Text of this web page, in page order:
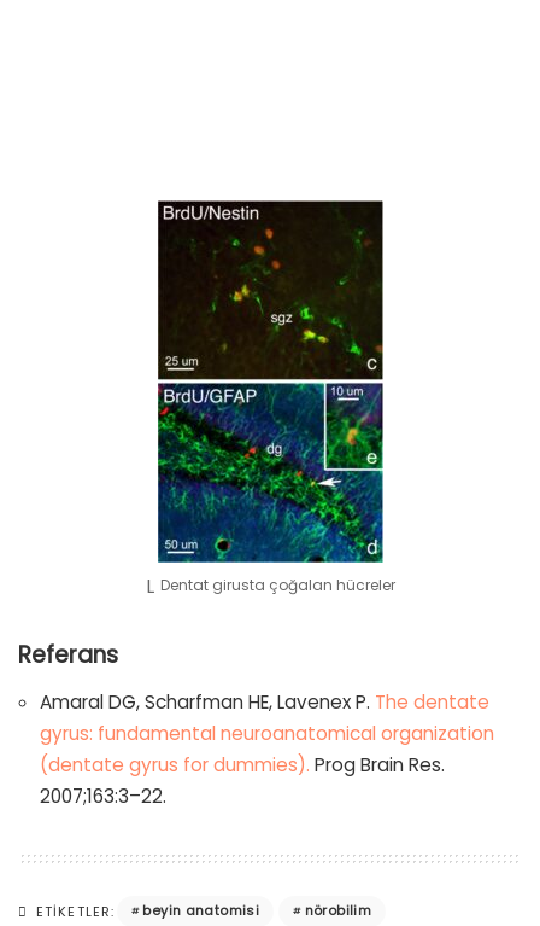
Dentat girusta çoğalan hücreler
Referans
Amaral DG, Scharfman HE, Lavenex P. The dentate
gyrus: fundamental neuroanatomical organization
(dentate gyrus for dummies). Prog Brain Res.
2007;163:3–22.
ETIKETLER: beyin anatomisi nörobilim